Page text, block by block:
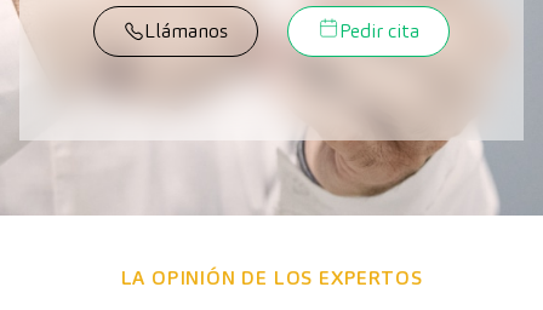
Llámanos Pedir cita
LA OPINIÓN DE LOS EXPERTOS